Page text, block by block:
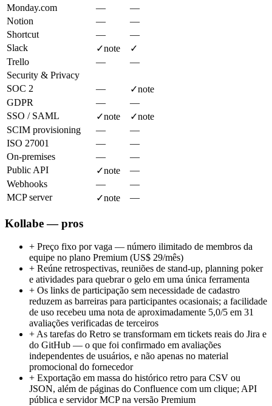
Monday.com
—
—
Notion
—
—
Shortcut
—
—
Slack
✓note
✓
Trello
—
—
Security & Privacy
SOC 2
— ✓note
GDPR
—
—
SSO / SAML
✓note ✓note
SCIM provisioning
—
—
ISO 27001
—
—
On-premises
—
—
Public API
✓note
—
Webhooks
—
—
MCP server
✓note —
Kollabe — pros
+ Preço fixo por vaga — número ilimitado de membros da
equipe no plano Premium (US$ 29/mês)
+ Reúne retrospectivas, reuniões de stand-up, planning poker
e atividades para quebrar o gelo em uma única ferramenta
+ Os links de participação sem necessidade de cadastro
reduzem as barreiras para participantes ocasionais; a facilidade
de uso recebeu uma nota de aproximadamente 5,0/5 em 31
avaliações verificadas de terceiros
+ As tarefas do Retro se transformam em tickets reais do Jira e
do GitHub — o que foi confirmado em avaliações
independentes de usuários, e não apenas no material
promocional do fornecedor
+ Exportação em massa do histórico retro para CSV ou
JSON, além de páginas do Confluence com um clique; API
pública e servidor MCP na versão Premium